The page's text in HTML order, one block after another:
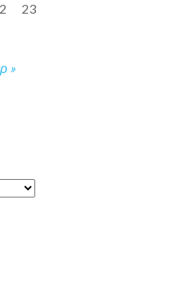
»
23